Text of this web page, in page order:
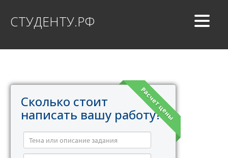
СТУДЕНТУ.РФ
Расчет цены
Сколько стоит
написать вашу работу?